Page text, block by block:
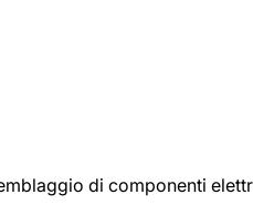
di componenti